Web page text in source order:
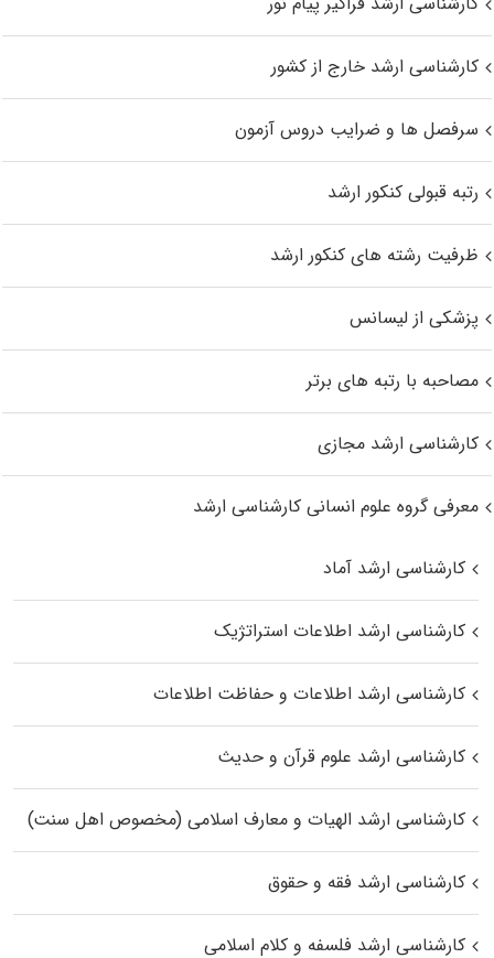
کارشناسی ارشد خارج از کشور
سرفصل ها و ضرایب دروس آزمون
رتبه قبولی کنکور ارشد
ظرفیت رشته های کنکور ارشد
پزشکی از لیسانس
مصاحبه با رتبه های برتر
کارشناسی ارشد مجازی
معرفی گروه علوم انسانی کارشناسی ارشد
کارشناسی ارشد آماد
کارشناسی ارشد اطلاعات استراتژیک
کارشناسی ارشد اطلاعات و حفاظت اطلاعات
کارشناسی ارشد علوم قرآن و حدیث
کارشناسی ارشد الهیات و معارف اسلامی (مخصوص اهل سنت)
کارشناسی ارشد فقه و حقوق
کارشناسی ارشد فلسفه و کلام اسلامی